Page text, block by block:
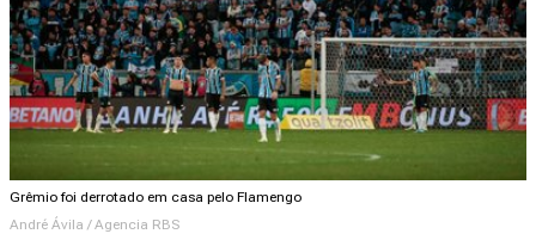
Grêmio foi derrotado em casa pelo Flamengo
André Ávila / Agencia RBS